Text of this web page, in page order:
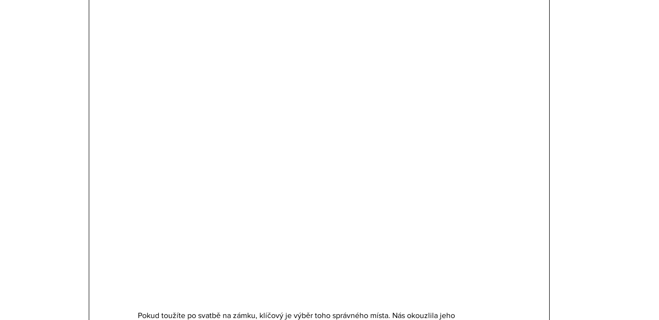
Pokud toužíte po svatbě na zámku, klíčový je výběr toho správného místa. Nás okouzlila jeho